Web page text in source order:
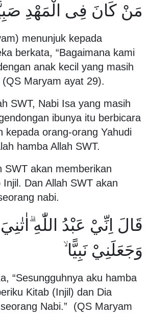
مَنْ كَانَ فِى الْمَهْدِ
menunjuk kepada
berkata, “Bagaimana kami
anak kecil yang masih
(QS Maryam ayat 29).
SWT, Nabi Isa yang masih
ibunya itu berbicara
kepada orang-orang Yahudi
hamba Allah SWT.
SWT akan memberikan
Injil. Dan Allah SWT akan
nabi.
قَالَ اِنِّيْ عَبْدُ اللّٰهِ
وَجَعَلَنِيْ نَبِيًّا ۙ
“Sesungguhnya aku hamba
Kitab (Injil) dan Dia
Nabi.” (QS Maryam